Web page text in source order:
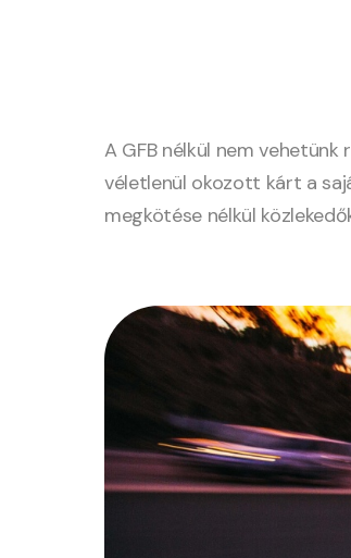
A GFB nélkül nem
véletlenül okozott kárt a
megkötése nélkül